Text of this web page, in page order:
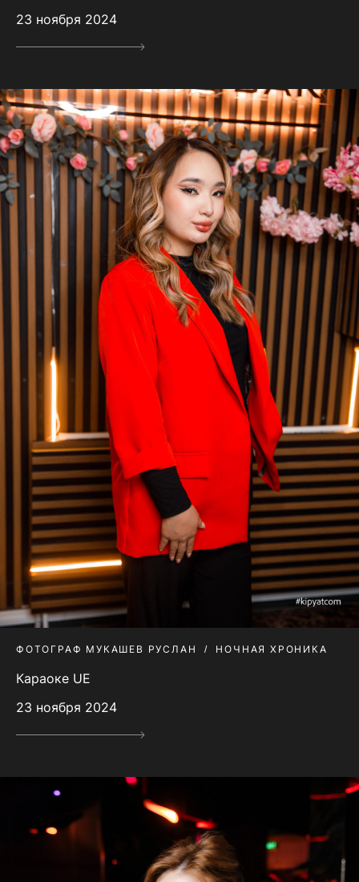
23 ноября 2024
ФОТОГРАФ МУКАШЕВ РУСЛАН НОЧНАЯ ХРОНИКА
Караоке UE
23 ноября 2024